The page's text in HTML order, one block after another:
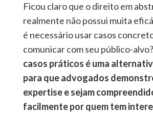
Ficou claro que o direito em
realmente não possui muita
é necessário usar casos
comunicar com seu público-alvo?
casos práticos é uma
para que advogados
expertise e sejam
facilmente por quem tem